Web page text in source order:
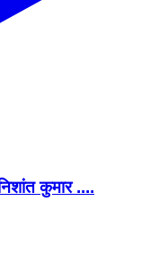
कुमार ....